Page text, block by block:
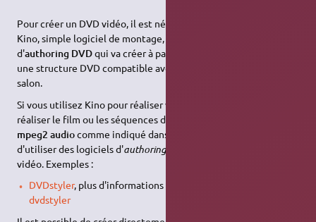
Pour créer un DVD vidéo, il est nécessaire d'utiliser en plus de
Kino, simple logiciel de montage, un autre logiciel dit
d'authoring DVDqui va créer à partir de vos séquences vidéos
une structure DVD compatible avec les lecteurs de DVD de
salon.
Si vous utilisez Kino pour réaliser votre DVD, il est conseillé de
réaliser le film ou les séquences de film en
mpeg2 audiocomme indiqué dans ce
d'utiliser des logiciels d'authoring
vidéo. Exemples :
DVDstyler, plus d'informations sur
dvdstyler